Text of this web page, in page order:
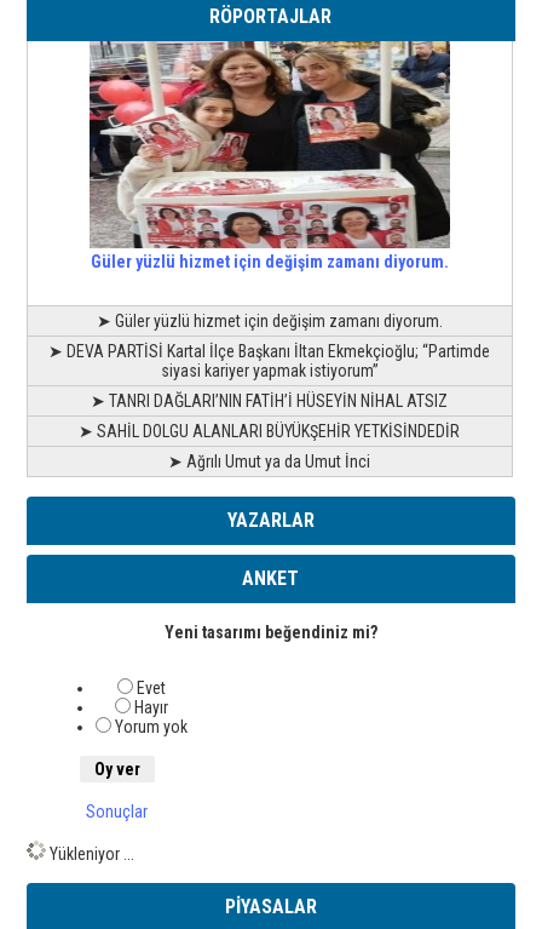
RÖPORTAJLAR
Güler yüzlü hizmet için değişim zamanı diyorum.
➤ Güler yüzlü hizmet için değişim zamanı diyorum.
➤ DEVA PARTİSİ Kartal İlçe Başkanı İltan Ekmekçioğlu; “Partimde
siyasi kariyer yapmak istiyorum”
➤ TANRI DAĞLARI’NIN FATİH’İ HÜSEYİN NİHAL ATSIZ
➤ SAHİL DOLGU ALANLARI BÜYÜKŞEHİR YETKİSİNDEDİR
➤ Ağrılı Umut ya da Umut İnci
YAZARLAR
ANKET
Yeni tasarımı beğendiniz mi?
Evet
Hayır
Yorum yok
Sonuçlar
Yükleniyor ...
PİYASALAR